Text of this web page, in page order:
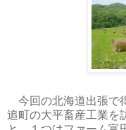
今回の北海道出張で
追町の大平畜産工業を